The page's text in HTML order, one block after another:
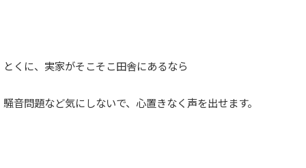
とくに、実家がそこそこ田舎にあるなら
騒音問題など気にしないで、心置きなく声を出せます。